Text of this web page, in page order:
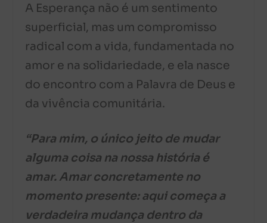
A Esperança não é um sentimento
superficial, mas um compromisso
radical com a vida, fundamentada no
amor e na solidariedade, e ela nasce
do encontro com a Palavra de Deus e
da vivência comunitária.
“Para mim, o único jeito de mudar
alguma coisa na nossa história é
amar. Amar concretamente no
momento presente: aqui começa a
verdadeira mudança dentro da